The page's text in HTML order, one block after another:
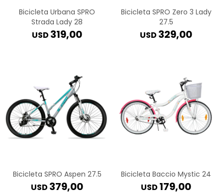
Bicicleta Urbana SPRO
Strada Lady 28
USD 319,00
Bicicleta SPRO Zero 3 Lady
27.5
USD 329,00
Bicicleta SPRO Aspen 27.5
USD 379,00
Bicicleta Baccio Mystic 24
USD 179,00